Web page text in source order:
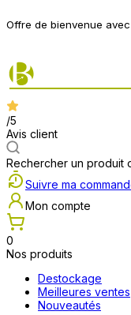
Offre de bienvenue avec
/5
Avis client
Rechercher un produit
Suivre ma
Mon compte
0
Nos produits
Destockage
Meilleures ventes
Nouveautés